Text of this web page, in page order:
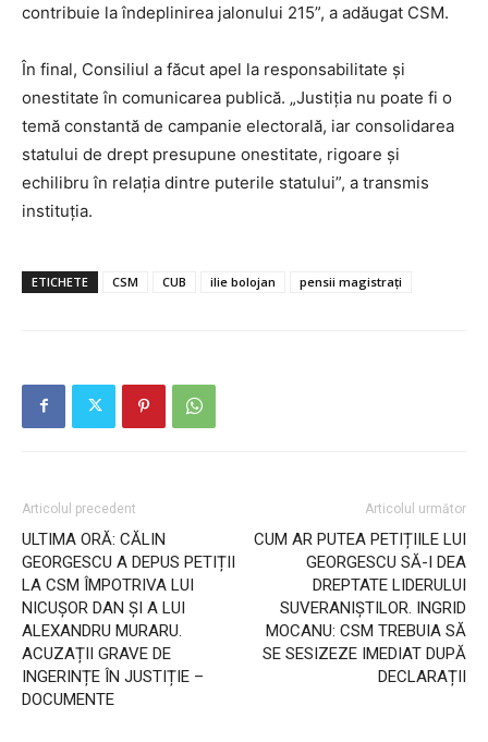
contribuie la îndeplinirea jalonului 215”, a adăugat CSM.
În final, Consiliul a făcut apel la responsabilitate și
onestitate în comunicarea publică. „Justiția nu poate fi o
temă constantă de campanie electorală, iar consolidarea
statului de drept presupune onestitate, rigoare și
echilibru în relația dintre puterile statului”, a transmis
instituția.
ETICHETE CSM CUB ilie bolojan pensii magistrați
Articolul precedent
ULTIMA ORĂ: CĂLIN
GEORGESCU A DEPUS PETIȚII
LA CSM ÎMPOTRIVA LUI
NICUȘOR DAN ȘI A LUI
ALEXANDRU MURARU.
ACUZAȚII GRAVE DE
INGERINȚE ÎN JUSTIȚIE –
DOCUMENTE
Articolul următor
CUM AR PUTEA PETIȚIILE LUI
GEORGESCU SĂ-I DEA
DREPTATE LIDERULUI
SUVERANIȘTILOR. INGRID
MOCANU: CSM TREBUIA SĂ
SE SESIZEZE IMEDIAT DUPĂ
DECLARAȚII